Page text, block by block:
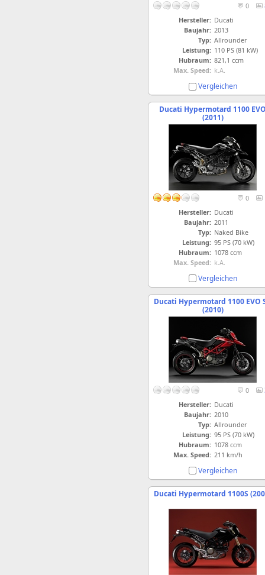
0
Hersteller: Ducati
Baujahr: 2013
Typ: Allrounder
Leistung: 110 PS (81 kW)
Hubraum: 821,1 ccm
Max. Speed: k.A.
Vergleichen
Ducati Hypermotard 1100
(2011)
0
Hersteller: Ducati
Baujahr: 2011
Typ: Naked Bike
Leistung: 95 PS (70 kW)
Hubraum: 1078 ccm
Max. Speed: k.A.
Vergleichen
Ducati Hypermotard 1100 EVO
(2010)
0
Hersteller: Ducati
Baujahr: 2010
Typ: Allrounder
Leistung: 95 PS (70 kW)
Hubraum: 1078 ccm
Max. Speed: 211 km/h
Vergleichen
Ducati Hypermotard 1100S